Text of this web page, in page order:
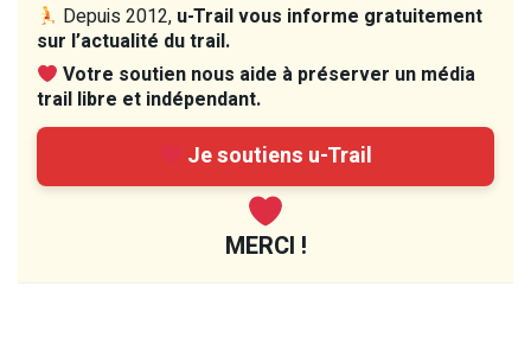
Depuis 2012, u-Trail vous informe gratuitement
sur l’actualité du trail.
Votre soutien nous aide à préserver un média
trail libre et indépendant.
Je soutiens u-Trail
MERCI !